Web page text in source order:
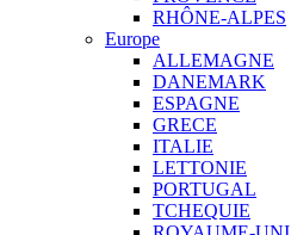
RHÔNE-ALPES
Europe
ALLEMAGNE
DANEMARK
ESPAGNE
GRECE
ITALIE
LETTONIE
PORTUGAL
TCHEQUIE